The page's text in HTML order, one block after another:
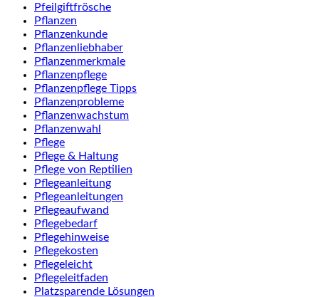
Pfeilgiftfrösche
Pflanzen
Pflanzenkunde
Pflanzenliebhaber
Pflanzenmerkmale
Pflanzenpflege
Pflanzenpflege Tipps
Pflanzenprobleme
Pflanzenwachstum
Pflanzenwahl
Pflege
Pflege & Haltung
Pflege von Reptilien
Pflegeanleitung
Pflegeanleitungen
Pflegeaufwand
Pflegebedarf
Pflegehinweise
Pflegekosten
Pflegeleicht
Pflegeleitfaden
Platzsparende Lösungen